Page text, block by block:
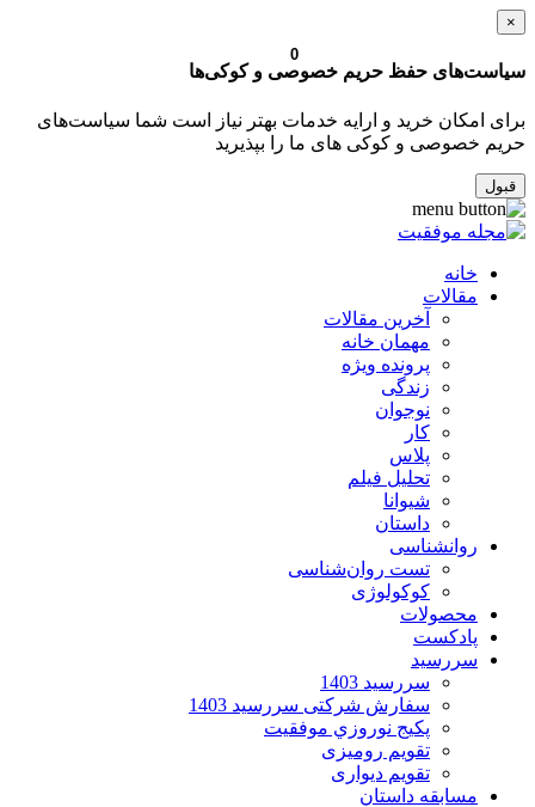
×
سیاست‌های حفظ حریم خصوصی و کوکی‌ها
برای امکان خرید و ارایه خدمات بهتر نیاز است شما سیاست‌های
حریم خصوصی و کوکی های ما را بپذیرید
قبول
خانه
مقالات
آخرین مقالات
مهمان خانه
پرونده ویژه
زندگی
نوجوان
کار
پلاس
تحلیل فیلم
شیوانا
داستان
روانشناسی
تست روان‌شناسی
کوکولوژی
محصولات
پادکست
سررسید
سررسید 1403
سفارش شرکتی سررسید 1403
پکيج نوروزي موفقيت
تقویم رومیزی
تقویم دیواری
مسابقه داستان
0